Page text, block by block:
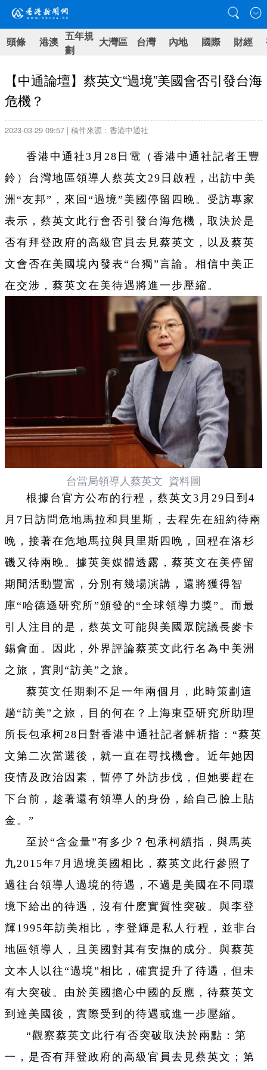
頭條 港澳 五年規
劃
大灣區 台灣 內地 國際 財經
【中通論壇】蔡英文“過境”美國會否引發台海
危機？
2023-03-29 09:57 | 稿件來源：香港中通社
香港中通社3月28日電（香港中通社記者王豐
鈴）台灣地區領導人蔡英文29日啟程，出訪中美
洲“友邦”，來回“過境”美國停留四晚。受訪專家
表示，蔡英文此行會否引發台海危機，取決於是
否有拜登政府的高級官員去見蔡英文，以及蔡英
文會否在美國境內發表“台獨”言論。相信中美正
在交涉，蔡英文在美待遇將進一步壓縮。
台當局領導人蔡英文 資料圖
根據台官方公布的行程，蔡英文3月29日到4
月7日訪問危地馬拉和貝里斯，去程先在紐約待兩
晚，接著在危地馬拉與貝里斯四晚，回程在洛杉
磯又待兩晚。據英美媒體透露，蔡英文在美停留
期間活動豐富，分別有幾場演講，還將獲得智
庫“哈德遜研究所”頒發的“全球領導力獎”。而最
引人注目的是，蔡英文可能與美國眾院議長麥卡
錫會面。因此，外界評論蔡英文此行名為中美洲
之旅，實則“訪美”之旅。
蔡英文任期剩不足一年兩個月，此時策劃這
趟“訪美”之旅，目的何在？上海東亞研究所助理
所長包承柯28日對香港中通社記者解析指：“蔡英
文第二次當選後，就一直在尋找機會。近年她因
疫情及政治因素，暫停了外訪步伐，但她要趕在
下台前，趁著還有領導人的身份，給自己臉上貼
金。”
至於“含金量”有多少？包承柯續指，與馬英
九2015年7月過境美國相比，蔡英文此行參照了
過往台領導人過境的待遇，不過是美國在不同環
境下給出的待遇，沒有什麽實質性突破。與李登
輝1995年訪美相比，李登輝是私人行程，並非台
地區領導人，且美國對其有安撫的成分。與蔡英
文本人以往“過境”相比，確實提升了待遇，但未
有大突破。由於美國擔心中國的反應，待蔡英文
到達美國後，實際受到的待遇或進一步壓縮。
“觀察蔡英文此行有否突破取決於兩點：第
一，是否有拜登政府的高級官員去見蔡英文；第